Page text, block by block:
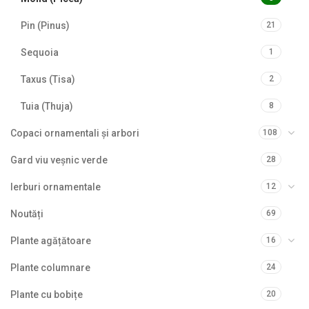
Pin (Pinus) 21
Sequoia 1
Taxus (Tisa) 2
Tuia (Thuja) 8
Copaci ornamentali și arbori 108
Gard viu veșnic verde 28
Ierburi ornamentale 12
Noutăți 69
Plante agățătoare 16
Plante columnare 24
Plante cu bobițe 20